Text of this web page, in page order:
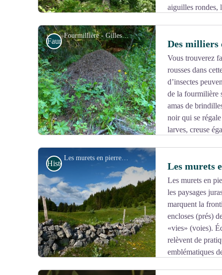
Voir l'image en plein écran
aiguilles rondes,
Fourmillière - Gilles Prost - PNRHJ
Voir l'image en plein écran
Faune Des milliers
Vous trouverez
rousses dans
d’insectes
de la fourmilière
amas de
noir qui se
larves, creuse
Les murets en pierres sèches - Gilles Prost - PNRHJ
Histoire et Patrimoine Les murets
Les murets en
les paysages
marquent la
encloses (prés)
«vies» (voies).
relèvent de
emblématiques